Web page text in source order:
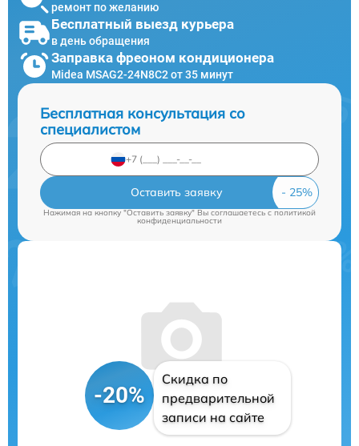
ремонт по желанию
Бесплатный выезд курьера
в день обращения
Заправка фреоном кондиционера
Midea MSAG2-24N8C2 от 35 минут
Бесплатная консультация со
специалистом
Оставить заявку
Нажимая на кнопку "Оставить заявку" Вы соглашаетесь cполитикой
конфиденциальности
-20%
Скидка по
предварительной
записи на сайте